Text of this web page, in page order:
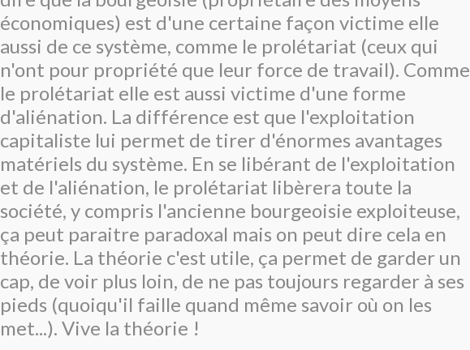
économiques) est d'une certaine façon victime elle
aussi de ce système, comme le prolétariat (ceux qui
n'ont pour propriété que leur force de travail). Comme
le prolétariat elle est aussi victime d'une forme
d'aliénation. La différence est que l'exploitation
capitaliste lui permet de tirer d'énormes avantages
matériels du système. En se libérant de l'exploitation
et de l'aliénation, le prolétariat libèrera toute la
société, y compris l'ancienne bourgeoisie exploiteuse,
ça peut paraitre paradoxal mais on peut dire cela en
théorie. La théorie c'est utile, ça permet de garder un
cap, de voir plus loin, de ne pas toujours regarder à ses
pieds (quoiqu'il faille quand même savoir où on les
met...). Vive la théorie !